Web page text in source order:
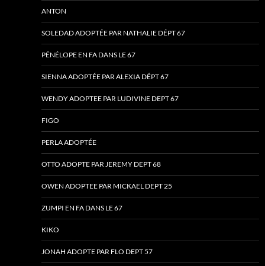
ANTON
SOLEDAD ADOPTÉE PAR NATHALIE DÉPT 67
PÉNÉLOPE EN FA DANS LE 67
SIENNA ADOPTÉE PAR ALEXIA DÉPT 67
WENDY ADOPTEE PAR LUDIVINE DEPT 67
FIGO
PERLA ADOPTÉE
OTTO ADOPTE PAR JEREMY DEPT 68
OWEN ADOPTEE PAR MICKAEL DEPT 25
ZUMPI EN FA DANS LE 67
KIKO
JONAH ADOPTE PAR FLO DEPT 57